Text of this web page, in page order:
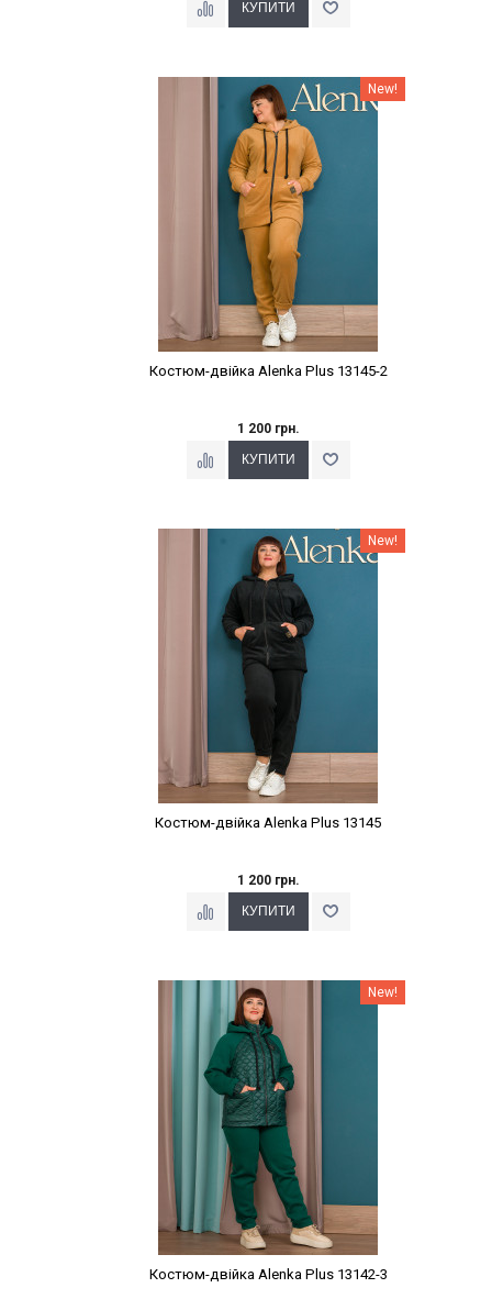
Наклейки Варіант з % New!
Костюм-двійка Alenka Plus 13145-2
1 200 грн.
Наклейки Варіант з % New!
Костюм-двійка Alenka Plus 13145
1 200 грн.
Наклейки Варіант з % New!
Костюм-двійка Alenka Plus 13142-3